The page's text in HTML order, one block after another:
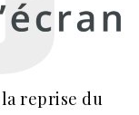
la reprise du